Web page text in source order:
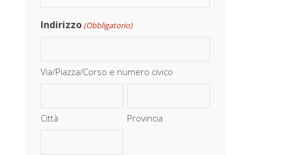
Indirizzo (Obbligatorio)
Via/Piazza/Corso e numero civico
Città Provincia